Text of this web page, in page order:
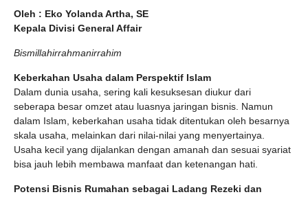
Oleh : Eko Yolanda Artha, SE
Kepala Divisi General Affair
Bismillahirrahmanirrahim
Keberkahan Usaha dalam Perspektif Islam
Dalam dunia usaha, sering kali kesuksesan diukur dari
seberapa besar omzet atau luasnya jaringan bisnis. Namun
dalam Islam, keberkahan usaha tidak ditentukan oleh besarnya
skala usaha, melainkan dari nilai-nilai yang menyertainya.
Usaha kecil yang dijalankan dengan amanah dan sesuai syariat
bisa jauh lebih membawa manfaat dan ketenangan hati.
Potensi Bisnis Rumahan sebagai Ladang Rezeki dan